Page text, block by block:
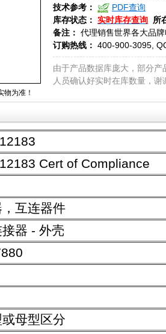
物为准！
技术参考：
PDF查询
库存状态： 实时库存查询
所
备注： 代理销售世界各大品
订购热线： 400-900-3095,
由于产品数据库庞大，部分
人员确认好实时在库数量，谢
Cert of Compliance
互连器件
器 - 外壳
母型区分